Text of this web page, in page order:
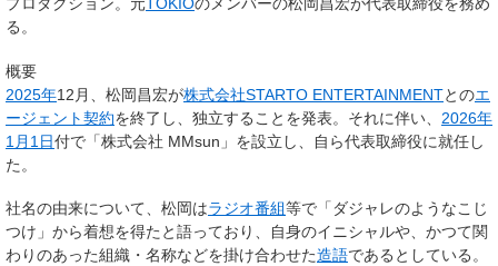
る。
概要
2025年12月、松岡昌宏が株式会社STARTO ENTERTAINMENTとのエ
ージェント契約を終了し、独立することを発表。それに伴い、 2026年
1月1日付で「株式会社 MMsun」を設立し、自ら代表取締役に就任し
た。
社名の由来について、松岡はラジオ番組等で「ダジャレのようなこじ
つけ」から着想を得たと語っており、自身のイニシャルや、かつて関
わりのあった組織・名称などを掛け合わせた造語であるとしている。